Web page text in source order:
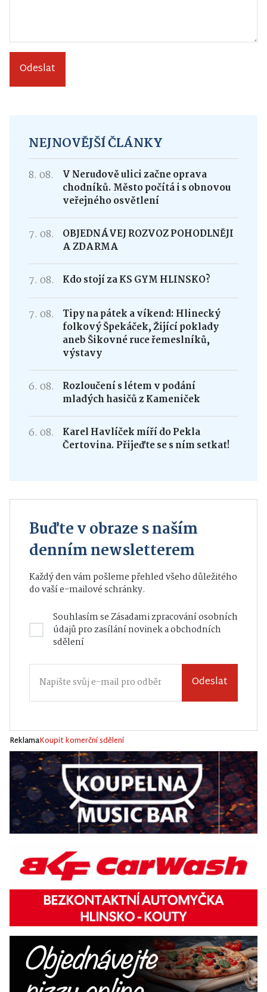
Odeslat
NEJNOVĚJŠÍ ČLÁNKY
8. 08.
V Nerudově ulici začne oprava
chodníků. Město počítá i s obnovou
veřejného osvětlení
7. 08.
OBJEDNÁVEJ ROZVOZ POHODLNĚJI
A ZDARMA
7. 08. Kdo stojí za KS GYM HLINSKO?
7. 08.
Tipy na pátek a víkend: Hlinecký
folkový Špekáček, Žijící poklady
aneb Šikovné ruce řemeslníků,
výstavy
6. 08.
Rozloučení s létem v podání
mladých hasičů z Kameniček
6. 08.
Karel Havlíček míří do Pekla
Čertovina. Přijeďte se s ním setkat!
Buďte v obraze s naším
denním newsletterem
Každý den vám pošleme přehled všeho důležitého
do vaší e-mailové schránky.
Souhlasím seZásadami zpracování osobních
údajůpro zasílání novinek a obchodních
sdělení
Odeslat
ReklamaKoupit komerční sdělení